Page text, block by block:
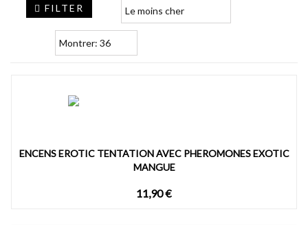
FILTER
ENCENS EROTIC TENTATION AVEC PHEROMONES EXOTIC
MANGUE
11,90 €